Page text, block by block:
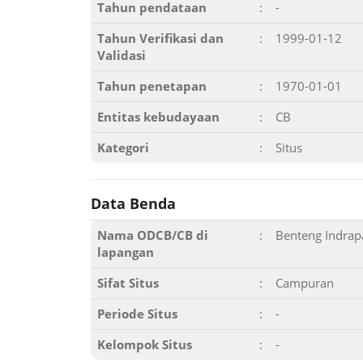
Tahun pendataan :
-
Tahun Verifikasi dan
Validasi
: 1999-01-12
Tahun penetapan :
1970-01-01
Entitas kebudayaan
:
CB
Kategori
: Situs
Data Benda
Nama ODCB/CB di
lapangan
: Benteng
Sifat Situs :
Campuran
Periode Situs
:
-
Kelompok Situs
: -